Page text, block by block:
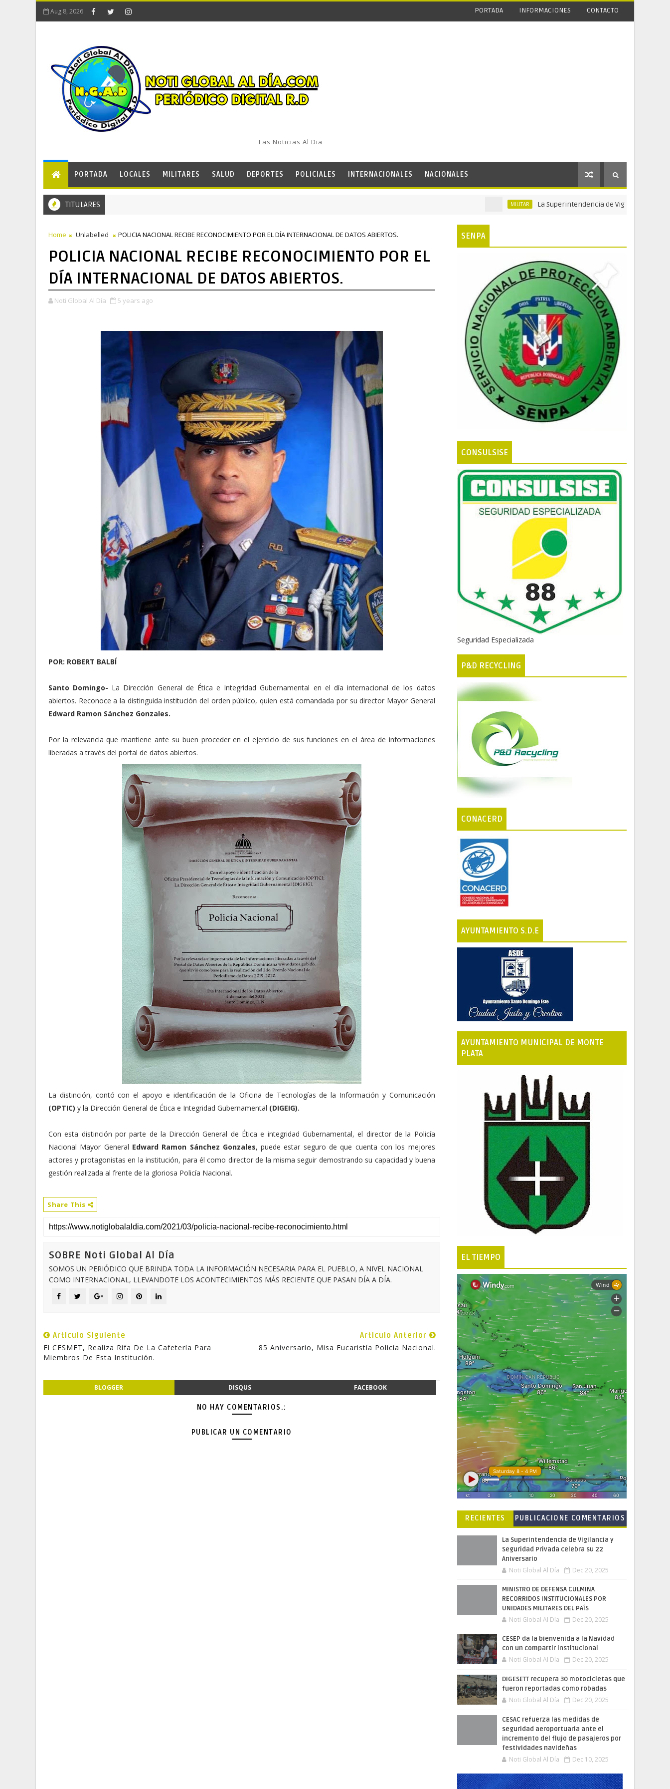
Aug 8, 2026 PORTADA INFORMACIONES CONTACTO
Las Noticias Al Dia
PORTADA LOCALES MILITARES SALUD DEPORTES POLICIALES INTERNACIONALES NACIONALES
TITULARES La Superintendencia de Vigilancia y Seguridad
Home Unlabelled POLICIA NACIONAL RECIBE RECONOCIMIENTO POR EL DÍA INTERNACIONAL DE DATOS ABIERTOS.
POLICIA NACIONAL RECIBE RECONOCIMIENTO POR EL
DÍA INTERNACIONAL DE DATOS ABIERTOS.
Noti Global Al Día 5 years ago
POR: ROBERT BALBÍ
Santo Domingo- La Dirección General de Ética e Integridad Gubernamental en el día internacional de los datos
abiertos. Reconoce a la distinguida institución del orden público, quien está comandada por su director Mayor General
Edward Ramon Sánchez Gonzales.
Por la relevancia que mantiene ante su buen proceder en el ejercicio de sus funciones en el área de informaciones
liberadas a través del portal de datos abiertos.
La distinción, contó con el apoyo e identificación de la Oficina de Tecnologías de la Información y Comunicación
(OPTIC) y la Dirección General de Ética e Integridad Gubernamental (DIGEIG).
Con esta distinción por parte de la Dirección General de Ética e integridad Gubernamental, el director de la Policía
Nacional Mayor General Edward Ramon Sánchez Gonzales, puede estar seguro de que cuenta con los mejores
actores y protagonistas en la institución, para él como director de la misma seguir demostrando su capacidad y buena
gestión realizada al frente de la gloriosa Policía Nacional.
Share This
SOBRE Noti Global Al Día
SOMOS UN PERIÓDICO QUE BRINDA TODA LA INFORMACIÓN NECESARIA PARA EL PUEBLO, A NIVEL NACIONAL
COMO INTERNACIONAL, LLEVANDOTE LOS ACONTECIMIENTOS MÁS RECIENTE QUE PASAN DÍA A DÍA.
Articulo Siguiente
El CESMET, Realiza Rifa De La Cafetería Para
Miembros De Esta Institución.
Articulo Anterior
85 Aniversario, Misa Eucaristía Policía Nacional.
BLOGGER DISQUS FACEBOOK
NO HAY COMENTARIOS.:
PUBLICAR UN COMENTARIO
SENPA
CONSULSISE
Seguridad Especializada
P&D RECYCLING
CONACERD
AYUNTAMIENTO S.D.E
AYUNTAMIENTO MUNICIPAL DE MONTE
PLATA
EL TIEMPO
RECIENTES
PUBLICACIONE COMENTARIOS
La Superintendencia de Vigilancia y
Seguridad Privada celebra su 22
Aniversario
Noti Global Al Día Dec 20, 2025
MINISTRO DE DEFENSA CULMINA
RECORRIDOS INSTITUCIONALES POR
UNIDADES MILITARES DEL PAÍS
Noti Global Al Día Dec 20, 2025
CESEP da la bienvenida a la Navidad
con un compartir institucional
Noti Global Al Día Dec 20, 2025
DIGESETT recupera 30 motocicletas que
fueron reportadas como robadas
Noti Global Al Día Dec 20, 2025
CESAC refuerza las medidas de
seguridad aeroportuaria ante el
incremento del flujo de pasajeros por
festividades navideñas
Noti Global Al Día Dec 10, 2025